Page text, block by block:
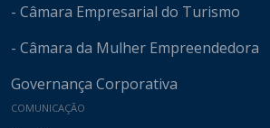
- Câmara Empresarial do Turismo
- Câmara da Mulher Empreendedora
Governança Corporativa
COMUNICAÇÃO